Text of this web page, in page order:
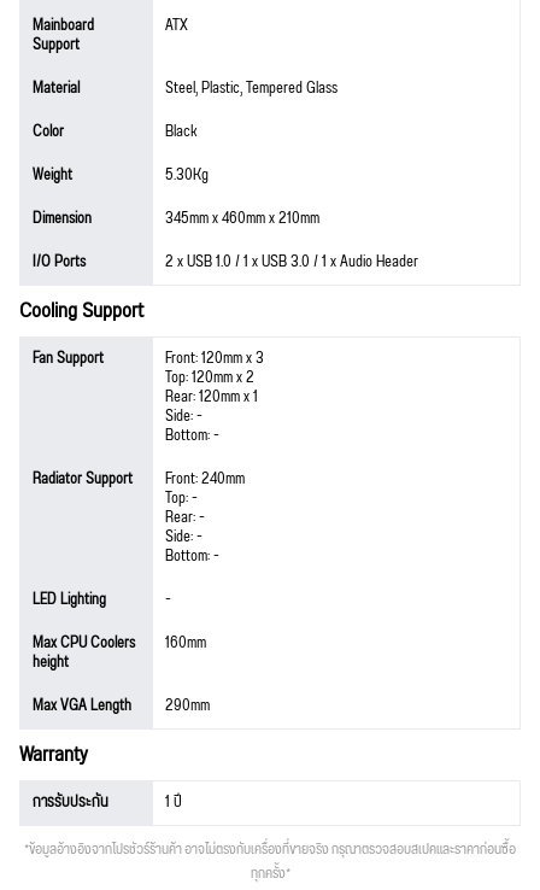
Mainboard
Support
ATX
Material
Steel, Plastic, Tempered Glass
Color
Black
Weight
5.30Kg
Dimension
345mm x 460mm x 210mm
I/O Ports
2 x USB 1.0 / 1 x USB 3.0 / 1 x Audio Header
Cooling Support
Fan Support Front: 120mm x 3
Top: 120mm x 2
Rear: 120mm x 1
Side: -
Bottom: -
Radiator Support
Front: 240mm
Top: -
Rear: -
Side: -
Bottom: -
LED Lighting
-
Max CPU Coolers
height
160mm
Max VGA Length 290mm
Warranty
การรับประกัน 1 ปี
*ข้อมูลอ้างอิงจากโปรชัวร์ร้านค้า อาจไม่ตรงกับเครื่องที่ขายจริง กรุณาตรวจสอบสเปคและราคาก่อนซื้อ
ทุกครั้ง*